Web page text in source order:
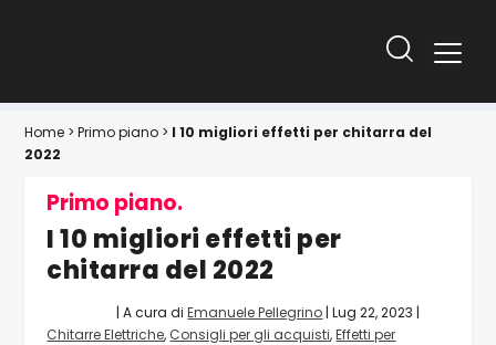
Home >Primo piano > I 10 migliori effetti per chitarra del
2022
Primo piano.
I 10 migliori effetti per
chitarra del 2022
| A cura diEmanuele Pellegrino |Lug 22, 2023 |
Chitarre Elettriche, Consigli per gli acquisti,Effetti per